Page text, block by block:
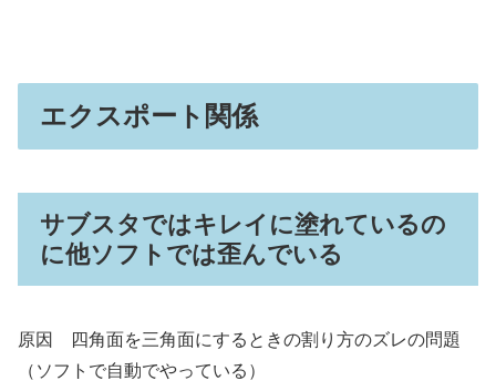
エクスポート関係
サブスタではキレイに塗れているの
に他ソフトでは歪んでいる
原因 四角面を三角面にするときの割り方のズレの問題
（ソフトで自動でやっている）